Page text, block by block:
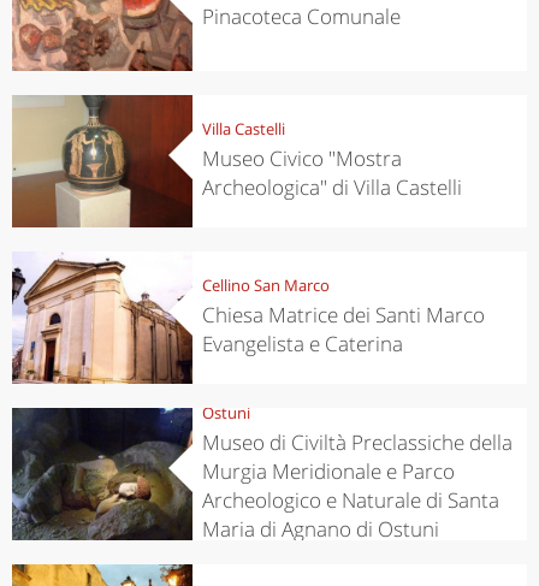
Pinacoteca Comunale
Villa Castelli
Museo Civico "Mostra
Archeologica" di Villa Castelli
Cellino San Marco
Chiesa Matrice dei Santi Marco
Evangelista e Caterina
Ostuni
Museo di Civiltà Preclassiche della
Murgia Meridionale e Parco
Archeologico e Naturale di Santa
Maria di Agnano di Ostuni